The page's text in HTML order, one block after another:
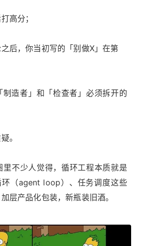
高分；
后，你当初写的「别做X」在第
造者」和「检查者」必须拆开的
。
不少人觉得，循环工程本质就是
（agent loop）、任务调度这些
层产品化包装，新瓶装旧酒。